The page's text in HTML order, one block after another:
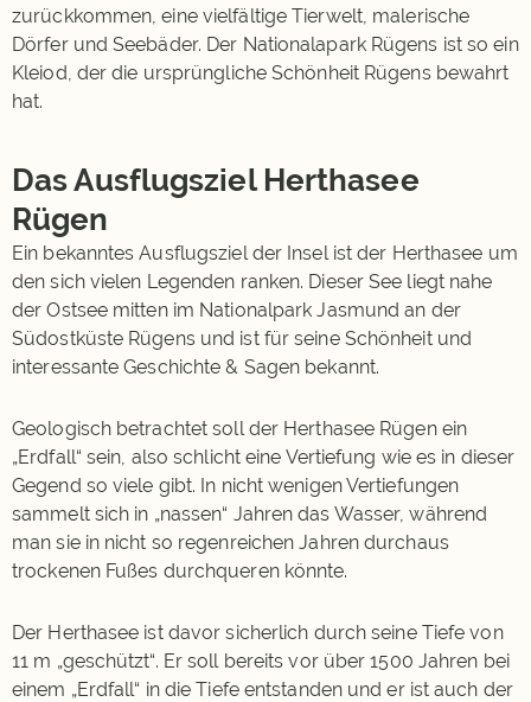
zurückkommen, eine vielfältige Tierwelt, malerische
Dörfer und Seebäder. Der Nationalapark Rügens ist so ein
Kleiod, der die ursprüngliche Schönheit Rügens bewahrt
hat.
Das Ausflugsziel Herthasee
Rügen
Ein bekanntes Ausflugsziel der Insel ist der Herthasee um
den sich vielen Legenden ranken. Dieser See liegt nahe
der Ostsee mitten im Nationalpark Jasmund an der
Südostküste Rügens und ist für seine Schönheit und
interessante Geschichte & Sagen bekannt.
Geologisch betrachtet soll der Herthasee Rügen ein
„Erdfall“ sein, also schlicht eine Vertiefung wie es in dieser
Gegend so viele gibt. In nicht wenigen Vertiefungen
sammelt sich in „nassen“ Jahren das Wasser, während
man sie in nicht so regenreichen Jahren durchaus
trockenen Fußes durchqueren könnte.
Der Herthasee ist davor sicherlich durch seine Tiefe von
11 m „geschützt“. Er soll bereits vor über 1500 Jahren bei
einem „Erdfall“ in die Tiefe entstanden und er ist auch der